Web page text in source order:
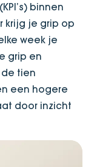
binnen
krijg je grip op
week je
grip en
tien
een hogere
door inzicht